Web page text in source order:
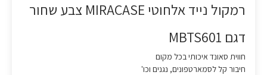
רמקול נייד אלחוטי MIRACASE צבע שחור
דגם MBTS601
חווית סאונד איכותי בכל מקום
חיבור קל לסמארטפונים, נגנים וכו'